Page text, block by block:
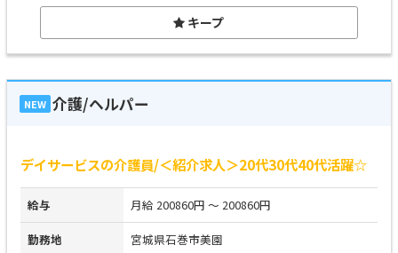
キープ
NEW 介護/ヘルパー
デイサービスの介護員/＜紹介求人＞20代30代40代活躍☆
給与 月給 200860円 ～ 200860円
勤務地 宮城県石巻市美園